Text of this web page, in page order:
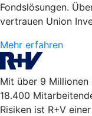
Fondslösungen.
vertrauen Union
Mehr erfahren
Mit über 9 Millionen
18.400
Risiken ist R+V